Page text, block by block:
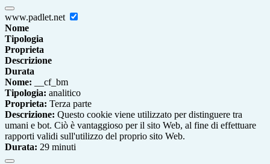
www.padlet.net
Nome
Tipologia
Proprieta
Descrizione
Durata
Nome: __cf_bm
Tipologia: analitico
Proprieta: Terza parte
Descrizione: Questo cookie viene utilizzato per distinguere tra
umani e bot. Ciò è vantaggioso per il sito Web, al fine di effettuare
rapporti validi sull'utilizzo del proprio sito Web.
Durata: 29 minuti